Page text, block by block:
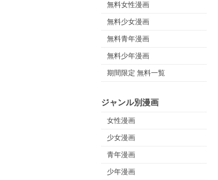
無料女性漫画
無料少女漫画
無料青年漫画
無料少年漫画
期間限定 無料一覧
ジャンル別漫画
女性漫画
少女漫画
青年漫画
少年漫画